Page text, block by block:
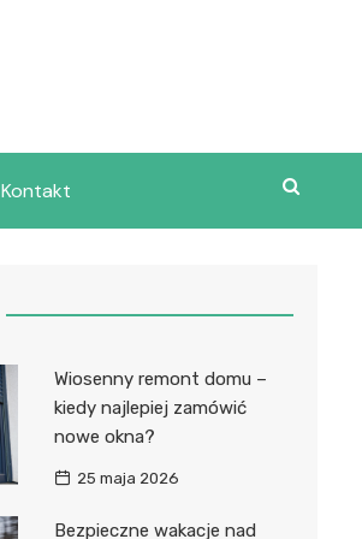
Kontakt
Wiosenny remont domu –
kiedy najlepiej zamówić
nowe okna?
25 maja 2026
Bezpieczne wakacje nad